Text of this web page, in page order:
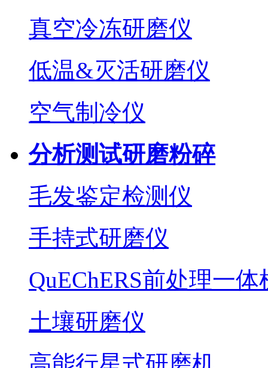
真空冷冻研磨仪
低温&灭活研磨仪
空气制冷仪
分析测试研磨粉碎
毛发鉴定检测仪
手持式研磨仪
QuEChERS前处理一体
土壤研磨仪